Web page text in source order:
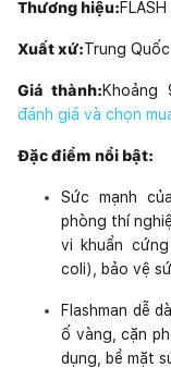
Thương hiệu:FLASH
Xuất xứ:Trung Quốc
Giá thành:Khoảng
đánh giá và chọn
Đặc điểm nổi bật:
Sức mạnh
phòng thí
vi khuẩn
coli), bảo vệ
Flashman dễ
ố vàng, cặn
dụng, bề mặt